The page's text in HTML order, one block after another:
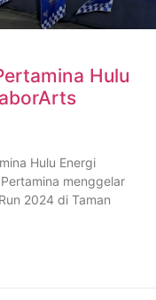
Hulu
Hulu Energi
menggelar
2024 di Taman